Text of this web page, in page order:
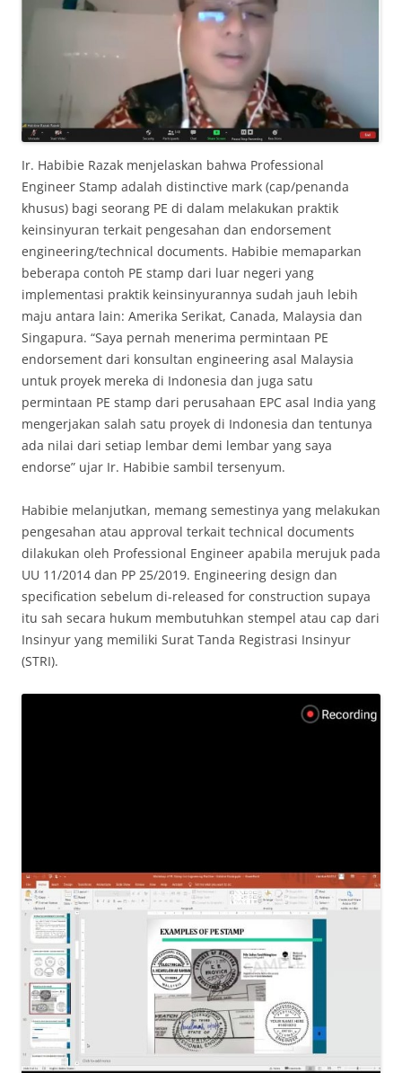
Ir. Habibie Razak menjelaskan bahwa Professional
Engineer Stamp adalah distinctive mark (cap/penanda
khusus) bagi seorang PE di dalam melakukan praktik
keinsinyuran terkait pengesahan dan endorsement
engineering/technical documents. Habibie memaparkan
beberapa contoh PE stamp dari luar negeri yang
implementasi praktik keinsinyurannya sudah jauh lebih
maju antara lain: Amerika Serikat, Canada, Malaysia dan
Singapura. “Saya pernah menerima permintaan PE
endorsement dari konsultan engineering asal Malaysia
untuk proyek mereka di Indonesia dan juga satu
permintaan PE stamp dari perusahaan EPC asal India yang
mengerjakan salah satu proyek di Indonesia dan tentunya
ada nilai dari setiap lembar demi lembar yang saya
endorse” ujar Ir. Habibie sambil tersenyum.
Habibie melanjutkan, memang semestinya yang melakukan
pengesahan atau approval terkait technical documents
dilakukan oleh Professional Engineer apabila merujuk pada
UU 11/2014 dan PP 25/2019. Engineering design dan
specification sebelum di-released for construction supaya
itu sah secara hukum membutuhkan stempel atau cap dari
Insinyur yang memiliki Surat Tanda Registrasi Insinyur
(STRI).